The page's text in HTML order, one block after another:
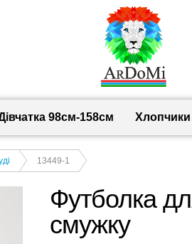
98cм-158см
13449-1
Футболка
смужку